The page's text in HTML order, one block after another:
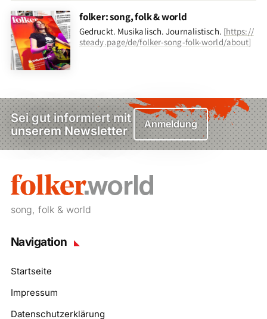
folker: song, folk & world
Gedruckt. Musikalisch. Journalistisch. [https://
steady.page/de/folker-song-folk-world/about]
Sei gut informiert mit
unserem Newsletter
Anmeldung
song, folk & world
Navigation
Startseite
Impressum
Datenschutzerklärung